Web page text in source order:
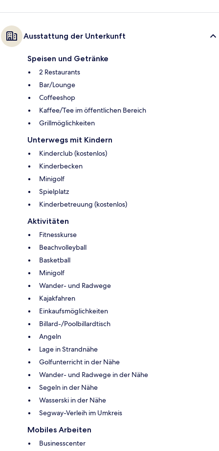
Ausstattung der Unterkunft
Speisen und Getränke
2 Restaurants
Bar/Lounge
Coffeeshop
Kaffee/Tee im öffentlichen Bereich
Grillmöglichkeiten
Unterwegs mit Kindern
Kinderclub (kostenlos)
Kinderbecken
Minigolf
Spielplatz
Kinderbetreuung (kostenlos)
Aktivitäten
Fitnesskurse
Beachvolleyball
Basketball
Minigolf
Wander- und Radwege
Kajakfahren
Einkaufsmöglichkeiten
Billard-/Poolbillardtisch
Angeln
Lage in Strandnähe
Golfunterricht in der Nähe
Wander- und Radwege in der Nähe
Segeln in der Nähe
Wasserski in der Nähe
Segway-Verleih im Umkreis
Mobiles Arbeiten
Businesscenter